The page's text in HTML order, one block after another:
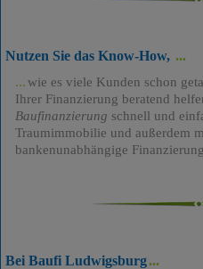
Nutzen Sie das Know-How,
wie es viele Kunden schon
Ihrer Finanzierung beratend
Baufinanzierung schnell und
Traumimmobilie und außerdem
bankenunabhängige
Bei Baufi Ludwigsburg